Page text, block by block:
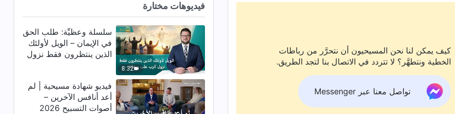
13:08
كلمة الله – تفسيرات أسرار كلام
الله إلى الكون بأسره: الفصل الثامن
والعشرون
10:21
كلمة الله – تفسيرات أسرار كلام
الله إلى الكون بأسره: الفصلان الرابع
والأربعون والخامس والأربعون
كيف يمكن لنا نحن المسيحيون أن نتحرَّر من رباطات
الخطية ونتطهَّر؟ لا تتردد في الاتصال بنا لتجد الطريق.
تواصل معنا عبر Messenger
فيديوهات مختارة
8:32
سلسلة وعظيِّة: طلب الحق
في الإيمان – الويل لأولئك
الذين ينتظرون فقط نزول
فيديو شهادة مسيحية | لم
أعد أنافس الآخرين –
أصوات التسبيح 2026